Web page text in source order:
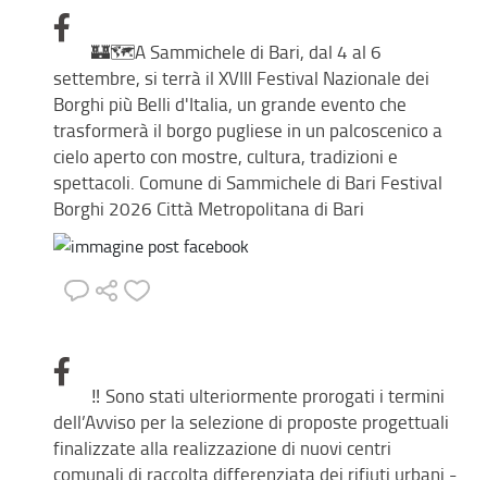
🏰🗺️A Sammichele di Bari, dal 4 al 6
settembre, si terrà il XVIII Festival Nazionale dei
Borghi più Belli d'Italia, un grande evento che
trasformerà il borgo pugliese in un palcoscenico a
cielo aperto con mostre, cultura, tradizioni e
spettacoli. Comune di Sammichele di Bari Festival
Borghi 2026 Città Metropolitana di Bari
‼️ Sono stati ulteriormente prorogati i termini
dell’Avviso per la selezione di proposte progettuali
finalizzate alla realizzazione di nuovi centri
comunali di raccolta differenziata dei rifiuti urbani -